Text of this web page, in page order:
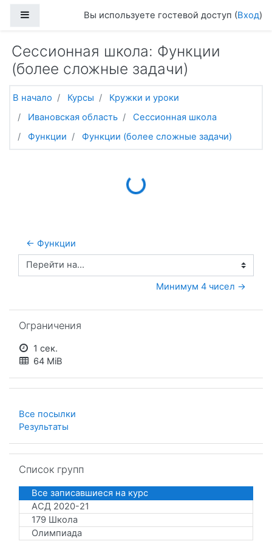
Боковая панельВы используете гостевой доступ (Вход)
Сессионная школа: Функции
(более сложные задачи)
В начало Курсы
Кружки и уроки
Ивановская область
Сессионная школа
Функции
Функции (более сложные задачи)
Loading...
← Функции
Перейти на...
Минимум 4 чисел →
Ограничения
1 сек.
64 MiB
Все посылки
Результаты
Список групп
Все записавшиеся на курс
АСД 2020-21
179 Школа
Олимпиада